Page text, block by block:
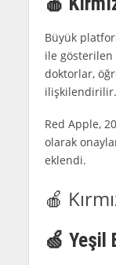
Büyük
ile gösterilen
doktorlar,
ilişkilendirilir.
Red Apple,
olarak
eklendi.
🍎
🍏 Yeşil